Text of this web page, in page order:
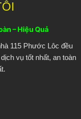
– Hiệu Quả
115 Phước Lôc đều
vụ tốt nhất, an toàn